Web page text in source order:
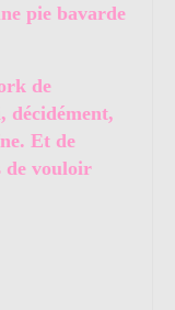
pie bavarde
de
décidément,
Et de
de vouloir